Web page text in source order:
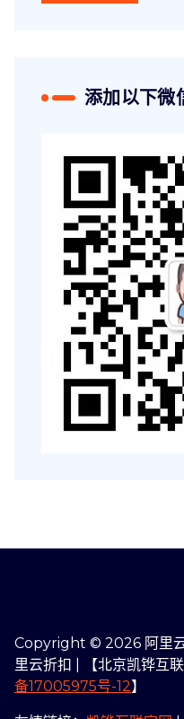
添加以下微
Copyright © 2026 阿里
里云折扣 | 【北京凯铧互
备17005975号-12】